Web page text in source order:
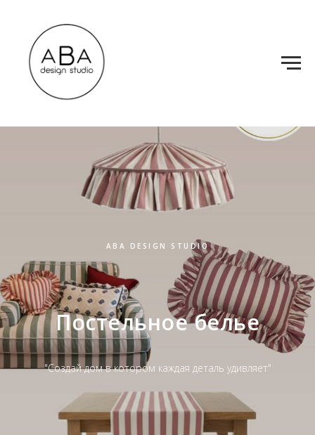
ABA DESIGN STUDIO
Постельное белье
"Создай дом в котором каждая деталь удивляет"